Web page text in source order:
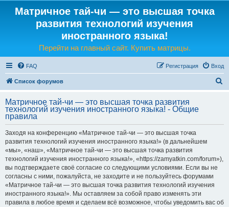
Матричное тай-чи — это высшая точка
развития технологий изучения
иностранного языка!
Перейти на главный сайт. Купить матрицы.
FAQ Вход
Регистрация
Список форумов
Матричное тай-чи — это высшая точка развития
технологий изучения иностранного языка! - Общие
правила
Заходя на конференцию «Матричное тай-чи — это высшая точка
развития технологий изучения иностранного языка!» (в дальнейшем
«мы», «наш», «Матричное тай-чи — это высшая точка развития
технологий изучения иностранного языка!», «https://zamyatkin.com/forum»),
вы подтверждаете своё согласие со следующими условиями. Если вы не
согласны с ними, пожалуйста, не заходите и не пользуйтесь форумами
«Матричное тай-чи — это высшая точка развития технологий изучения
иностранного языка!». Мы оставляем за собой право изменять эти
правила в любое время и сделаем всё возможное, чтобы уведомить вас об